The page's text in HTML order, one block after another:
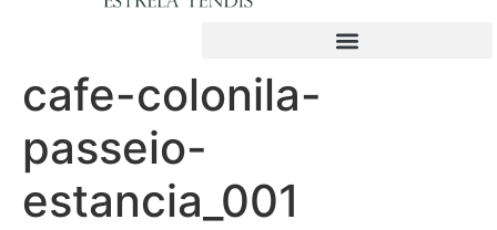
cafe-colonila-
passeio-
estancia_001